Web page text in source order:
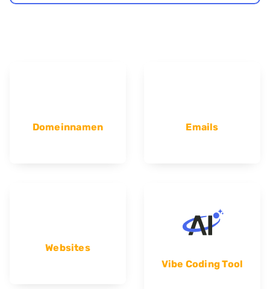
Domeinnamen Emails
Websites
Vibe Coding Tool